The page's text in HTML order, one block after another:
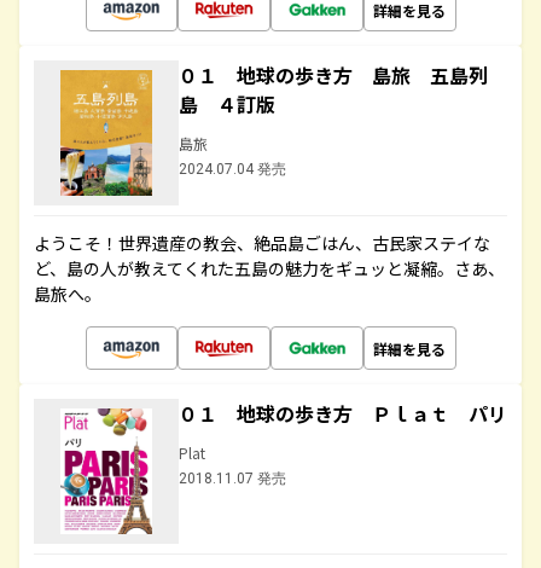
詳細を見る
０１ 地球の歩き方 島旅 五島列
島 ４訂版
島旅
2024.07.04 発売
ようこそ！世界遺産の教会、絶品島ごはん、古民家ステイな
ど、島の人が教えてくれた五島の魅力をギュッと凝縮。さあ、
島旅へ。
詳細を見る
０１ 地球の歩き方 Ｐｌａｔ パリ
Plat
2018.11.07 発売